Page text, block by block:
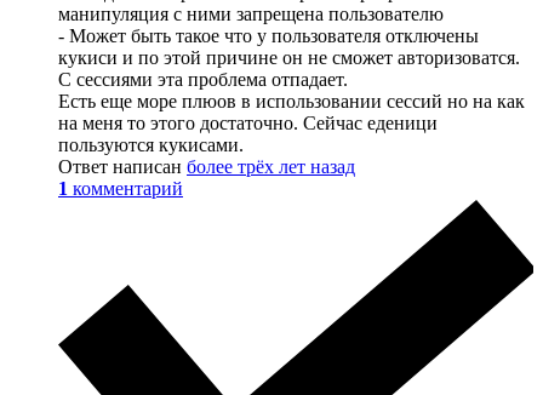
манипуляция с ними запрещена пользователю
- Может быть такое что у пользователя отключены
кукиси и по этой причине он не сможет авторизоватся.
С сессиями эта проблема отпадает.
Есть еще море плюов в использовании сессий но на как
на меня то этого достаточно. Сейчас еденици
пользуются кукисами.
Ответ написан более трёх лет назад
1 комментарий